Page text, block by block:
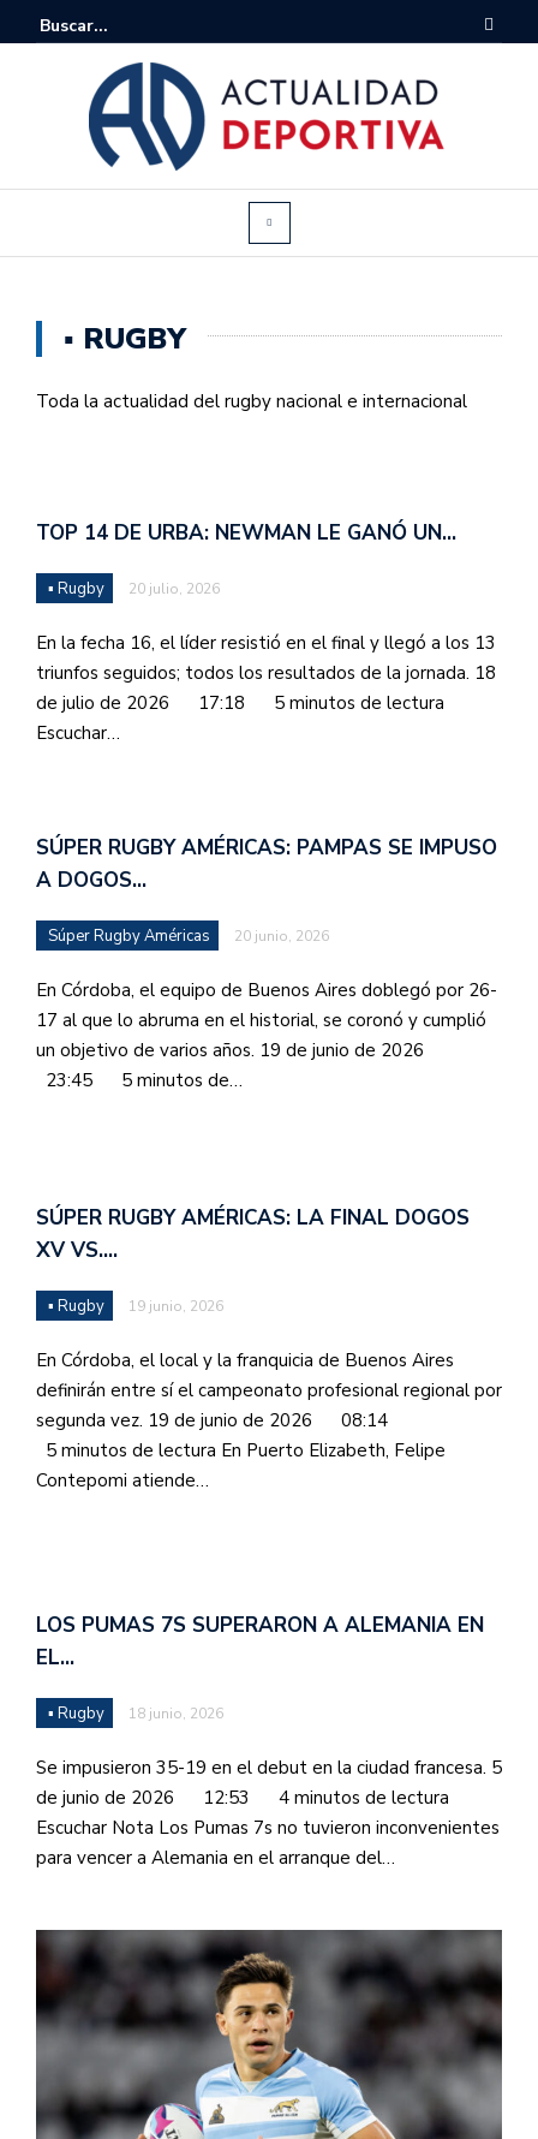
▪ RUGBY
Toda la actualidad del rugby nacional e internacional
TOP 14 DE URBA: NEWMAN LE GANÓ UN…
▪ Rugby 20 julio, 2026
En la fecha 16, el líder resistió en el final y llegó a los 13
triunfos seguidos; todos los resultados de la jornada. 18
de julio de 2026 17:18 5 minutos de lectura
Escuchar…
SÚPER RUGBY AMÉRICAS: PAMPAS SE IMPUSO
A DOGOS…
Súper Rugby Américas 20 junio, 2026
En Córdoba, el equipo de Buenos Aires doblegó por 26-
17 al que lo abruma en el historial, se coronó y cumplió
un objetivo de varios años. 19 de junio de 2026
23:45 5 minutos de…
SÚPER RUGBY AMÉRICAS: LA FINAL DOGOS
XV VS.…
▪ Rugby 19 junio, 2026
En Córdoba, el local y la franquicia de Buenos Aires
definirán entre sí el campeonato profesional regional por
segunda vez. 19 de junio de 2026 08:14
5 minutos de lectura En Puerto Elizabeth, Felipe
Contepomi atiende…
LOS PUMAS 7S SUPERARON A ALEMANIA EN
EL…
▪ Rugby 18 junio, 2026
Se impusieron 35-19 en el debut en la ciudad francesa. 5
de junio de 2026 12:53 4 minutos de lectura
Escuchar Nota Los Pumas 7s no tuvieron inconvenientes
para vencer a Alemania en el arranque del…